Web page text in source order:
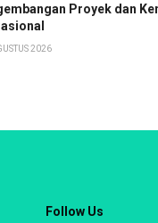
Proyek dan
2026
Follow Us